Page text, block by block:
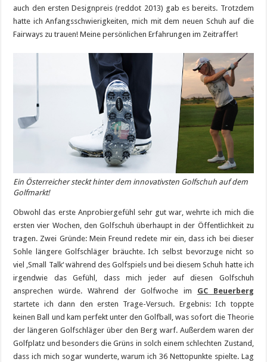
auch den ersten Designpreis (reddot 2013) gab es bereits. Trotzdem
hatte ich Anfangsschwierigkeiten, mich mit dem neuen Schuh auf die
Fairways zu trauen! Meine persönlichen Erfahrungen im Zeitraffer!
Ein Österreicher steckt hinter dem innovativsten Golfschuh auf dem
Golfmarkt!
Obwohl das erste Anprobiergefühl sehr gut war, wehrte ich mich die
ersten vier Wochen, den Golfschuh überhaupt in der Öffentlichkeit zu
tragen. Zwei Gründe: Mein Freund redete mir ein, dass ich bei dieser
Sohle längere Golfschläger bräuchte. Ich selbst bevorzuge nicht so
viel ‚Small Talk‘ während des Golfspiels und bei diesem Schuh hatte ich
irgendwie das Gefühl, dass mich jeder auf diesen Golfschuh
ansprechen würde. Während der Golfwoche im GC Beuerberg
startete ich dann den ersten Trage-Versuch. Ergebnis: Ich toppte
keinen Ball und kam perfekt unter den Golfball, was sofort die Theorie
der längeren Golfschläger über den Berg warf. Außerdem waren der
Golfplatz und besonders die Grüns in solch einem schlechten Zustand,
dass ich mich sogar wunderte, warum ich 36 Nettopunkte spielte. Lag